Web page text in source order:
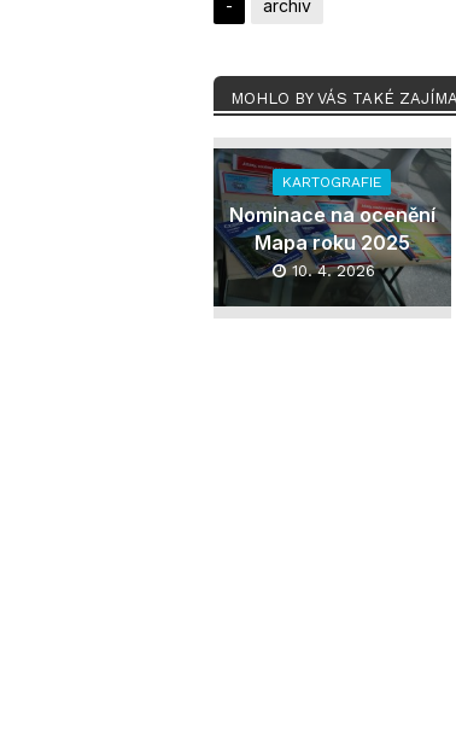
- archiv
MOHLO BY VÁS TAKÉ
KARTOGRAFIE
Nominace na ocenění
Mapa roku 2025
10. 4. 2026